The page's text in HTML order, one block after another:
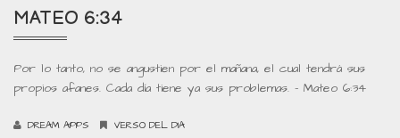
MATEO 6:34
Por lo tanto, no se angustien por el mañana, el cual tendrá sus
propios afanes. Cada día tiene ya sus problemas. – Mateo 6:34
DREAM APPS VERSO DEL DIA